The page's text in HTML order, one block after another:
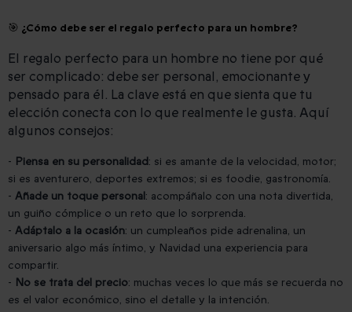
🎯 ¿Cómo debe ser el regalo perfecto para un hombre?
El regalo perfecto para un hombre no tiene por qué
ser complicado: debe ser personal, emocionante y
pensado para él. La clave está en que sienta que tu
elección conecta con lo que realmente le gusta. Aquí
algunos consejos:
- Piensa en su personalidad: si es amante de la velocidad, motor;
si es aventurero, deportes extremos; si es foodie, gastronomía.
- Añade un toque personal: acompáñalo con una nota divertida,
un guiño cómplice o un reto que lo sorprenda.
- Adáptalo a la ocasión: un cumpleaños pide adrenalina, un
aniversario algo más íntimo, y Navidad una experiencia para
compartir.
- No se trata del precio: muchas veces lo que más se recuerda no
es el valor económico, sino el detalle y la intención.